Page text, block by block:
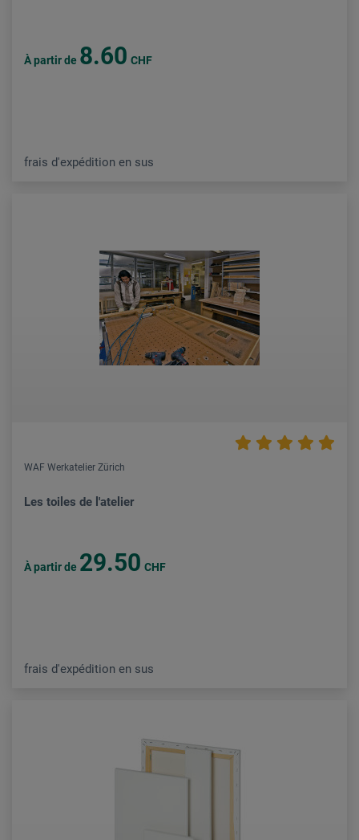
À partir de 8.60 CHF
frais d'expédition en sus
WAF Werkatelier Zürich
Les toiles de l'atelier
À partir de 29.50 CHF
frais d'expédition en sus